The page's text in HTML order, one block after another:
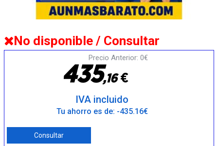
No disponible / Consultar
Precio Anterior: 0€
435,16€
IVA incluido
Tu ahorro es de: -435.16€
Consultar